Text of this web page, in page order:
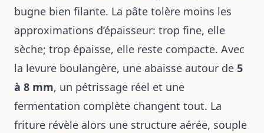
bugne bien filante. La pâte tolère moins les
approximations d’épaisseur: trop fine, elle
sèche; trop épaisse, elle reste compacte. Avec
la levure boulangère, une abaisse autour de 5
à 8 mm, un pétrissage réel et une
fermentation complète changent tout. La
friture révèle alors une structure aérée, souple